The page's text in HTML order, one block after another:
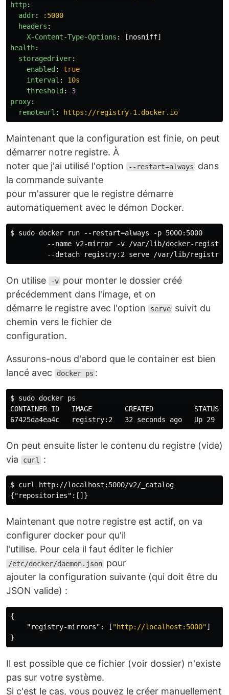
http:
addr:
:5000
headers :
X-Content-Type-Options : [nosniff]
health:
storagedriver:
enabled :
true
interval :
10s
threshold :
3
proxy:
remoteurl : https://registry-1.docker.io
Maintenant que la configuration est finie, on peut
démarrer notre registre. À
noter que j'ai utilisé l'option
--restart=always
dans
la commande suivante
pour m'assurer que le registre démarre
automatiquement avec le démon Docker.
$ sudo docker run --restart=always -p
--name v2-mirror -v /var/lib/docker-
On utilise -v pour monter le dossier créé
précédemment dans l'image, et on
démarre le registre avec l'option
serve suivit du
chemin vers le fichier de
configuration.
Assurons-nous d'abord que le container est bien
lancé avec
docker ps :
$ sudo docker ps
CONTAINER ID   IMAGE        CREATED
On peut ensuite lister le contenu du registre (vide)
via
curl :
$ curl http://localhost:5000/v2/_catalog
Maintenant que notre registre est actif, on va
configurer docker pour qu'il
l'utilise. Pour cela il faut éditer le fichier
/etc/docker/daemon.json pour
ajouter la configuration suivante (qui doit être du
JSON valide) :
{
"registry-mirrors" : [ "http://localhost:5000"]
}
Il est possible que ce fichier (voir dossier) n'existe
pas sur votre système.
Si c'est le cas, vous pouvez le créer manuellement